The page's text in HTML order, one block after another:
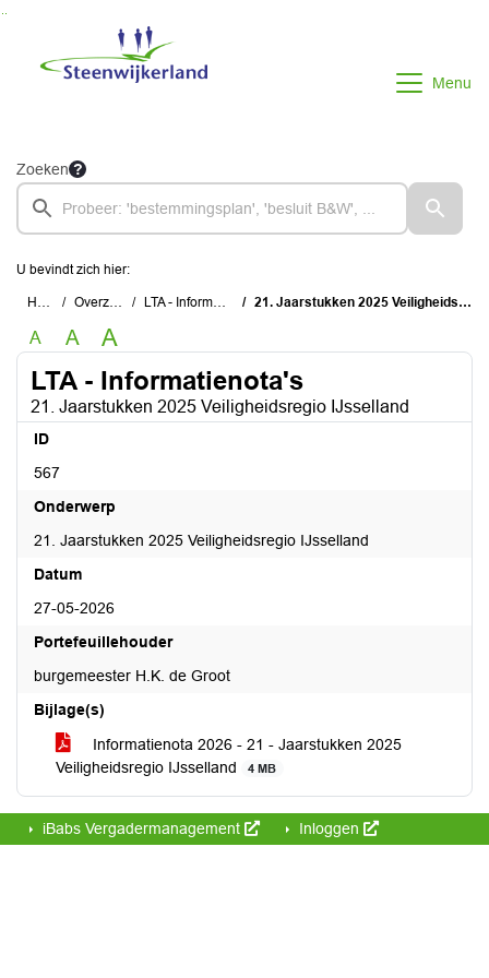
Ga naar de inhoud van deze pagina
Menu
Zoeken
U bevindt zich hier:
Home Overzichten LTA - Informatienota's 21. Jaarstukken 2025 Veiligheidsregio IJsselland
A A A
LTA - Informatienota's
21. Jaarstukken 2025 Veiligheidsregio IJsselland
ID
567
Onderwerp
21. Jaarstukken 2025 Veiligheidsregio IJsselland
Datum
27-05-2026
Portefeuillehouder
burgemeester H.K. de Groot
Bijlage(s)
Informatienota 2026 - 21 - Jaarstukken 2025
Veiligheidsregio IJsselland
4 MB
iBabs Vergadermanagement Inloggen